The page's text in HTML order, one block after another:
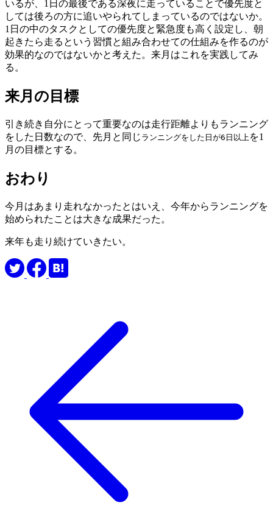
いるが、1日の最後である深夜に走っていることで優先度と
しては後ろの方に追いやられてしまっているのではないか。
1日の中のタスクとしての優先度と緊急度も高く設定し、朝
起きたら走るという習慣と組み合わせての仕組みを作るのが
効果的なのではないかと考えた。来月はこれを実践してみ
る。
来月の目標
引き続き自分にとって重要なのは走行距離よりもランニング
をした日数なので、先月と同じ ランニングをした日が6日以上を1
月の目標とする。
おわり
今月はあまり走れなかったとはいえ、今年からランニングを
始められたことは大きな成果だった。
来年も走り続けていきたい。